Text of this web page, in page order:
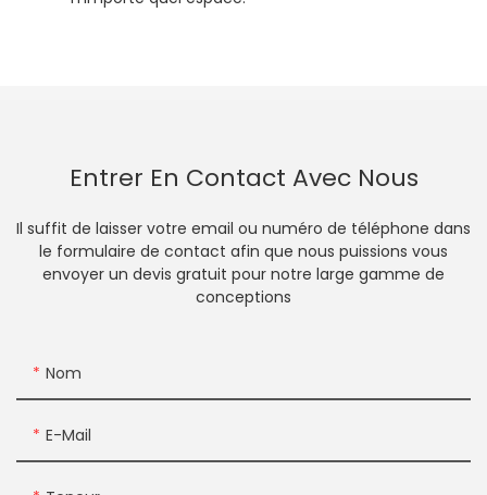
Entrer En Contact Avec Nous
Il suffit de laisser votre email ou numéro de téléphone dans
le formulaire de contact afin que nous puissions vous
envoyer un devis gratuit pour notre large gamme de
conceptions
Nom
E-Mail